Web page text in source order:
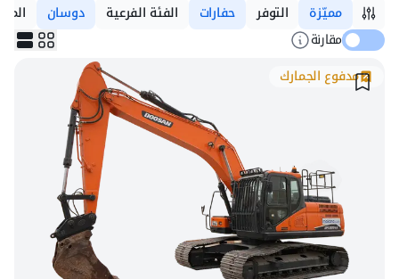
مميّزة التوفر حفارات الفئة الفرعية دوسان
مقارنة
مدفوع الجمارك